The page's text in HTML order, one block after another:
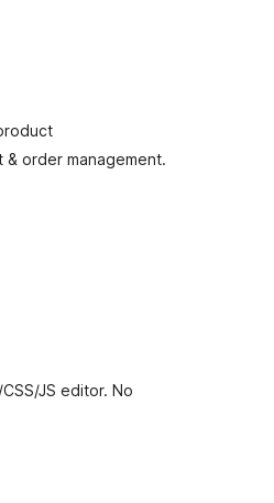
order management.
JS editor. No